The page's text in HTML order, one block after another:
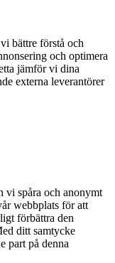
bättre förstå och
och optimera
jämför vi dina
externa leverantörer
vi spåra och anonymt
webbplats för att
förbättra den
ditt samtycke
part på denna